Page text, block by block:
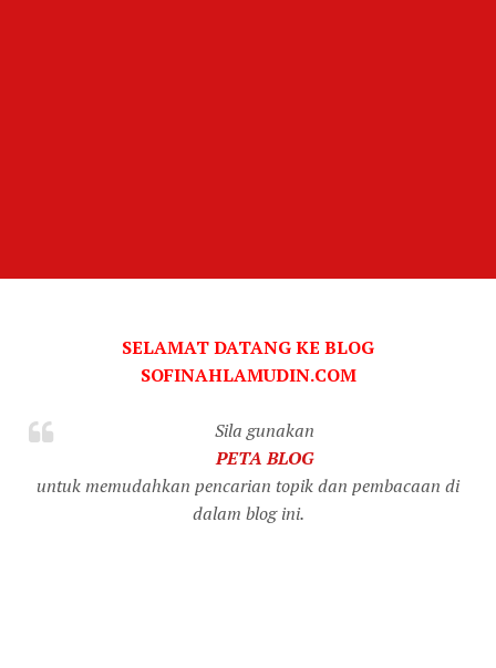
SELAMAT DATANG KE BLOG
SOFINAHLAMUDIN.COM
Sila gunakan
PETA BLOG
untuk memudahkan pencarian topik dan pembacaan di
dalam blog ini.